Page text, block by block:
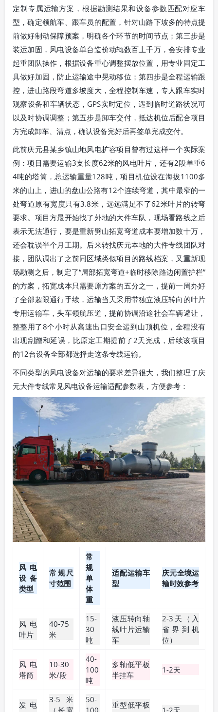
定制专属运输方案，根据勘测结果和设备参数匹配对应车
型，确定领航车、跟车员的配置，针对山路下坡多的特点提
前做好制动保障预案，明确各个环节的时间节点；第三步是
装运加固，风电设备单台造价动辄数百上千万，会安排专业
起重团队操作，根据设备重心调整摆放位置，用专业固定工
具做好加固，防止运输途中晃动移位；第四步是全程运输跟
控，进山路段弯道多坡度大，全程控制车速，专人跟车实时
观察设备和车辆状态，GPS实时定位，遇到临时道路状况可
以及时协调调整；第五步是卸车交付，抵达机位后配合项目
方完成卸车、清点，确认设备完好后再签单完成交付。
此前庆元县某乡镇山地风电扩容项目曾有过这样一个实际案
例：项目需要运输3支长度62米的风电叶片，还有2段单重6
4吨的塔筒，总运输重量128吨，项目机位设在海拔1100多
米的山上，进山的盘山公路有12个连续弯道，其中最窄的一
处弯道原有宽度只有3.8米，远远满足不了62米叶片的转弯
要求。项目方最开始找了外地的大件车队，现场看路线之后
表示无法通行，要是重新劈山拓宽弯道成本要增加数十万，
还会耽误半个月工期。后来转找庆元本地的大件专线团队对
接，团队调出了之前同区域类似项目的路线档案，又重新现
场勘测之后，制定了“局部拓宽弯道+临时移除路边闲置护栏”
的方案，拓宽成本只需要原方案的五分之一，提前一周办好
了全部超限通行手续，运输当天采用带独立液压转向的叶片
专用运输车，头车领航压道，提前协调沿途社会车辆避让，
整整用了8个小时从高速出口安全运到山顶机位，全程没有
出现刮蹭和延误，比原定工期提前了2天完成，后续该项目
的12台设备全部都选择走这条专线运输。
不同类型的风电设备对运输的要求差异很大，我们整理了庆
元大件专线常见风电设备运输适配参数表，方便参考：
风电
设备
类型
常规尺
寸范围
常
规
单
体
重
适配运输车
型
庆元全境运
输时效参考
风电
叶片
40-75
米
15-
30
吨
液压转向轴
线叶片运输
车
2-3天（入
省界到机
位）
风电
塔筒
10-30
米/段
40-
100
吨
多轴低平板
半挂车
1-2天
发电
3-5米
（长宽
50-
100
重型低平板
1-2天